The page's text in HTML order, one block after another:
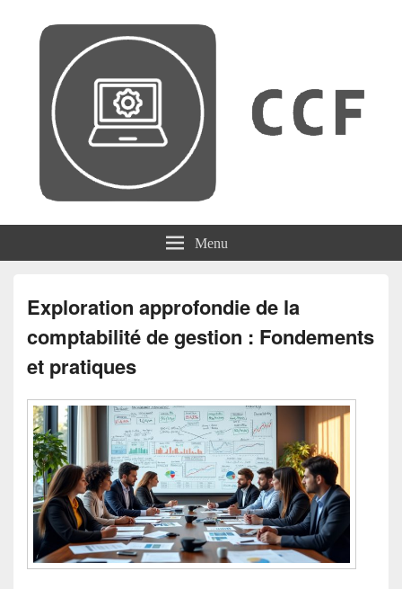
CCF Menu
Exploration approfondie de la
comptabilité de gestion : Fondements
et pratiques